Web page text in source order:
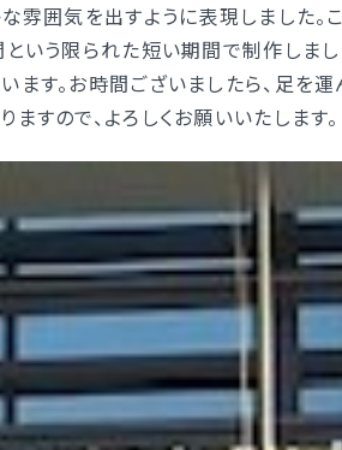
プライバシーポリシー
雰囲気を出すように表現しました。
いう限られた短い期間で制作しまし
す。お時間ございましたら、足を運
すので、よろしくお願いいたします。